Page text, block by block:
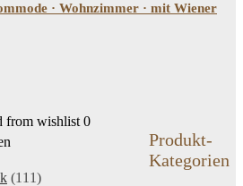
· Wohnzimmer · mit Wiener
from wishlist 0
(111)
Produkt-
Kategorien